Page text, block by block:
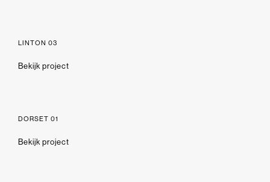
LINTON 03
Bekijk project
DORSET 01
Bekijk project